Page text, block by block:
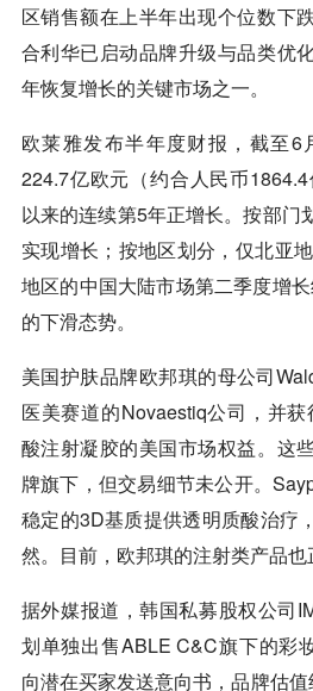
区销售额在上半年出现个位数下
合利华已启动品牌升级与品类优
年恢复增长的关键市场之一。
欧莱雅发布半年度财报，截至6
224.7亿欧元（约合人民币
以来的连续第5年正增长。按部门
实现增长；按地区划分，仅北亚
地区的中国大陆市场第二季度增
的下滑态势。
美国护肤品牌欧邦琪的母公司
医美赛道的Novaestiq公司，并
酸注射凝胶的美国市场权益。这
牌旗下，但交易细节未公开。
稳定的3D基质提供透明质酸治疗
然。目前，欧邦琪的注射类产品也
据外媒报道，韩国私募股权公司
划单独出售ABLE C&C旗下的彩
向潜在买家发送意向书，品牌估